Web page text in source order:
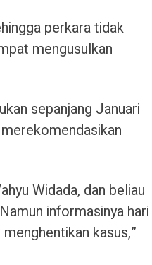
perkara tidak
mengusulkan
sepanjang Januari
Widada, dan beliau
informasinya hari
kasus,”